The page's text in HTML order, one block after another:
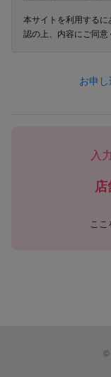
---
本ポリシーにおけ
日、性別など個人
・学歴、職歴、保
（3）ウェブサイ
本サイトを利用する
認の上、内容にご同意
お申
入
こ
©